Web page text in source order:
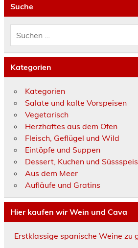
Suche
Kategorien
Kategorien
Salate und kalte Vorspeisen
Vegetarisch
Herzhaftes aus dem Ofen
Fleisch, Geflügel und Wild
Eintöpfe und Suppen
Dessert, Kuchen und
Aus dem Meer
Aufläufe und Gratins
Hier kaufen wir Wein und Cava
Erstklassige spanische Weine zu